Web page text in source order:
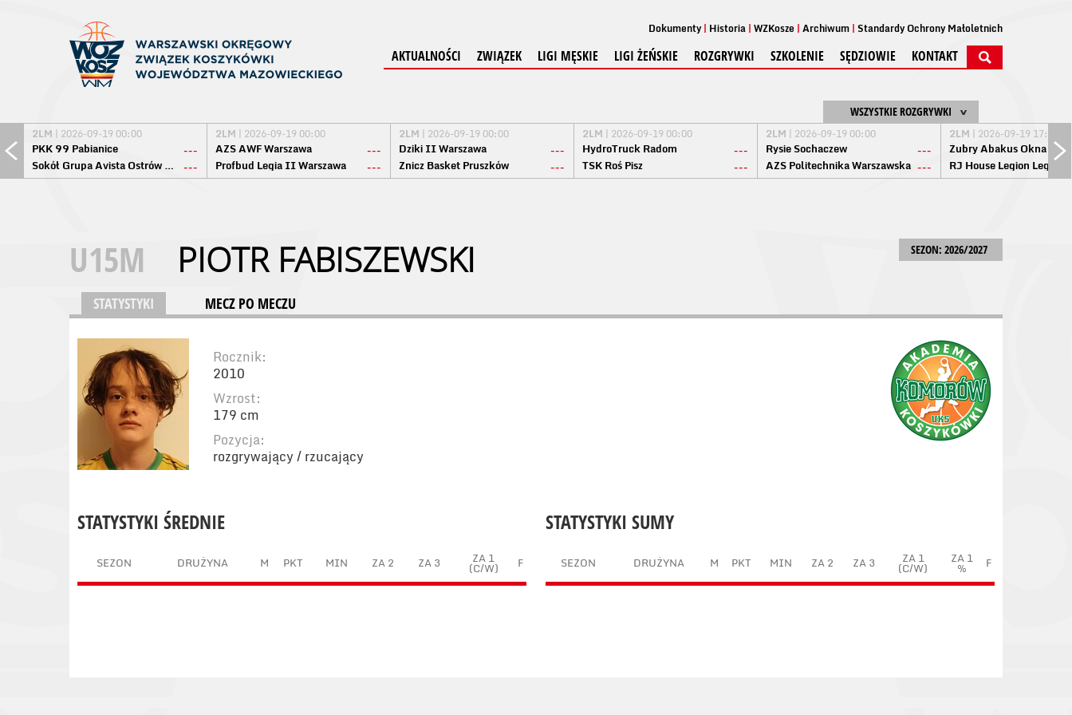
Dokumenty Historia WZKosze Archiwum Standardy Ochrony Małoletnich
AKTUALNOŚCI ZWIĄZEK LIGI MĘSKIE LIGI ŻEŃSKIE ROZGRYWKI SZKOLENIE SĘDZIOWIE KONTAKT
WSZYSTKIE ROZGRYWKI
2LM | 2026-09-19 00:00
PKK 99 Pabianice
---
Sokół Grupa Avista Ostrów Maz. ---
2LM | 2026-09-19 00:00
AZS AWF Warszawa
---
Profbud Legia II Warszawa
---
2LM | 2026-09-19 00:00
Dziki II Warszawa
---
Znicz Basket Pruszków
---
2LM | 2026-09-19 00:00
HydroTruck Radom
---
TSK Roś Pisz
---
2LM | 2026-09-19 00:00
Rysie Sochaczew
---
AZS Politechnika Warszawska ---
2LM | 2026-09-19 17:00
Żubry Abakus Okna
RJ House Legion
SEZON: 2026/2027
U15M PIOTR FABISZEWSKI
STATYSTYKI MECZ PO MECZU
Rocznik:
2010
Wzrost:
179 cm
Pozycja:
rozgrywający / rzucający
STATYSTYKI SUMY
SEZON DRUŻYNA M PKT MIN ZA 2 ZA 3 ZA 1
(C/W)
ZA 1
% F
STATYSTYKI ŚREDNIE
SEZON DRUŻYNA M PKT MIN ZA 2 ZA 3 ZA 1
(C/W) F